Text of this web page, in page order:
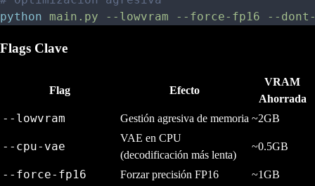
python main.py --lowvram --force-fp16 --
Flags Clave
Flag Efecto
VRAM
Ahorrada
--lowvram Gestión agresiva de memoria ~2GB
--cpu-vae
VAE en CPU
(decodificación más lenta)
~0.5GB
--force-fp16 Forzar precisión FP16 ~1GB